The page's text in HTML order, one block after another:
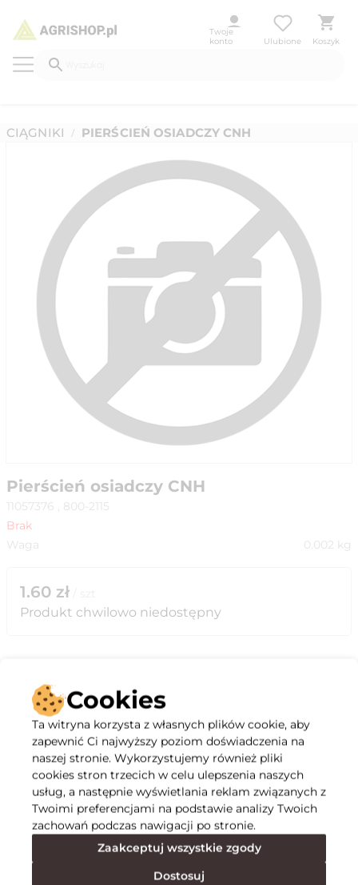
Twoje
konto
Ulubione Koszyk
CIĄGNIKI / PIERŚCIEŃ OSIADCZY CNH
Pierścień osiadczy CNH
11057376 , 800-2115
Brak
Waga
0.002 kg
1.60 zł
Produkt chwilowo niedostępny
Opis
Specyfikacja
Polecane
Cookies
Ta witryna korzysta z własnych plików cookie, aby
zapewnić Ci najwyższy poziom doświadczenia na
naszej stronie. Wykorzystujemy również pliki
cookies stron trzecich w celu ulepszenia naszych
usług, a następnie wyświetlania reklam związanych z
Twoimi preferencjami na podstawie analizy Twoich
zachowań podczas nawigacji po stronie.
Zaakceptuj wszystkie zgody
Dostosuj